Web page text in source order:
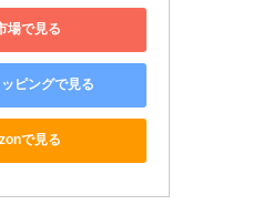
場で見る
ピングで見る
で見る